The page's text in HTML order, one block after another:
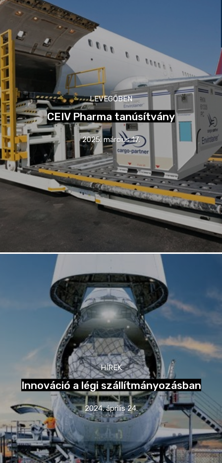
LEVEGŐBEN
CEIV Pharma tanúsítvány
2025. március 17.
HÍREK
Innováció a légi szállítmányozásban
2024. április 24.